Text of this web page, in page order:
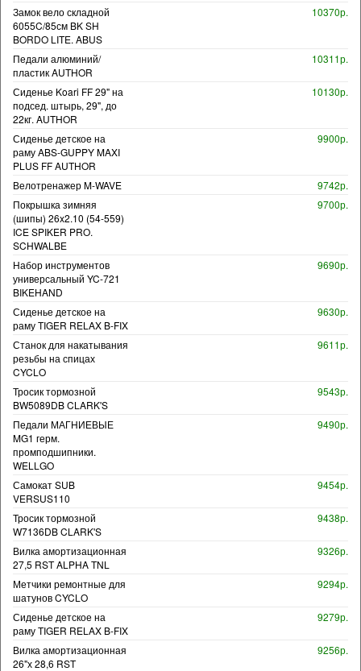
Замок вело складной
6055C/85см BK SH
BORDO LITE. ABUS
10370р.
Педали алюминий/
пластик AUTHOR
10311р.
Сиденье Koari FF 29" на
подсед. штырь, 29", до
22кг. AUTHOR
10130р.
Сиденье детское на
раму ABS-GUPPY MAXI
PLUS FF AUTHOR
9900р.
Велотренажер M-WAVE
9742р.
Покрышка зимняя
(шипы) 26x2.10 (54-559)
ICE SPIKER PRO.
SCHWALBE
9700р.
Набор инструментов
универсальный YC-721
BIKEHAND
9690р.
Сиденье детское на
раму TIGER RELAX B-FIX
9630р.
Станок для накатывания
резьбы на спицах
CYCLO
9611р.
Тросик тормозной
BW5089DB CLARK'S
9543р.
Педали МАГНИЕВЫЕ
MG1 герм.
промподшипники.
WELLGO
9490р.
Самокат SUB
VERSUS110
9454р.
Тросик тормозной
W7136DB CLARK'S
9438р.
Вилка амортизационная
27,5 RST ALPHA TNL
9326р.
Метчики ремонтные для
шатунов CYCLO
9294р.
Сиденье детское на
раму TIGER RELAX B-FIX
9279р.
Вилка амортизационная
26"х 28,6 RST
9256р.